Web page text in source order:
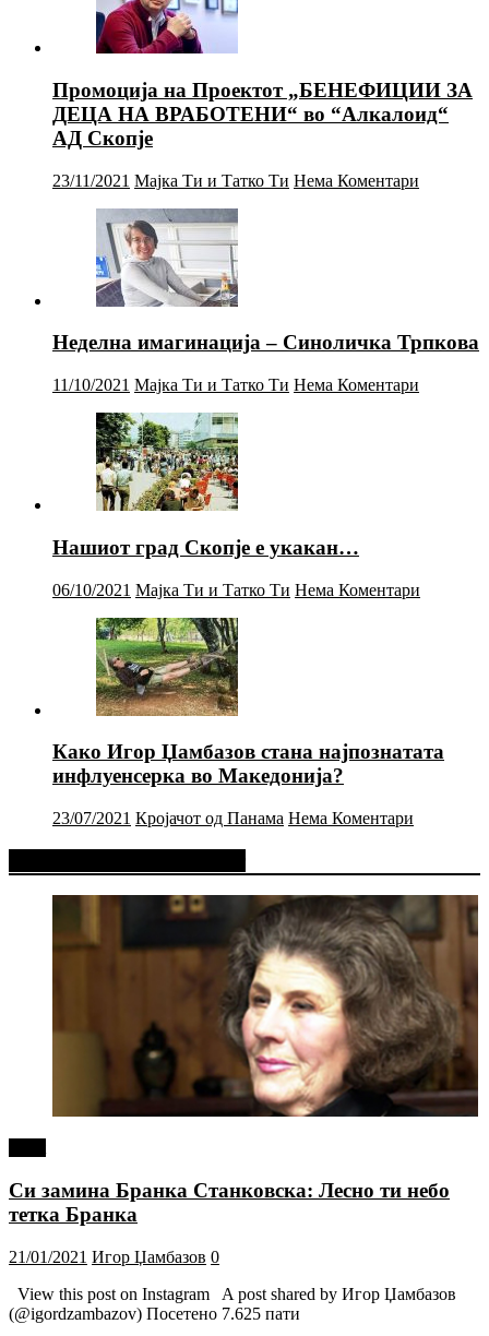
Промоција на Проектот „БЕНЕФИЦИИ ЗА
ДЕЦА НА ВРАБОТЕНИ“ во “Алкалоид“
АД Скопје
23/11/2021 Мајка Ти и Татко Ти Нема Коментари
Неделна имагинација – Синоличка Трпкова
11/10/2021 Мајка Ти и Татко Ти Нема Коментари
Нашиот град Скопје е укакан…
06/10/2021 Мајка Ти и Татко Ти Нема Коментари
Како Игор Џамбазов стана најпознатата
инфлуенсерка во Македонија?
23/07/2021 Кројачот од Панама Нема Коментари
Си замина Бранка Станковска: Лесно ти небо
тетка Бранка
21/01/2021 Игор Џамбазов 0
View this post on Instagram A post shared by Игор Џамбазов
(@igordzambazov) Посетено 7.625 пати